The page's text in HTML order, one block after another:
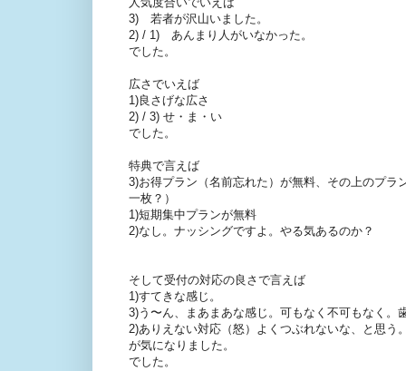
3) 若者が沢山いました。
2) / 1) あんまり人がいなかった。
でした。
広さでいえば
1)良さげな広さ
2) / 3) せ・ま・い
でした。
特典で言えば
3)お得プラン（名前忘れた）が無料、その上のプ
一枚？）
1)短期集中プランが無料
2)なし。ナッシングですよ。やる気あるのか？
そして受付の対応の良さで言えば
1)すてきな感じ。
3)う〜ん、まあまあな感じ。可もなく不可もなく。
2)ありえない対応（怒）よくつぶれないな、と思
が気になりました。
でした。